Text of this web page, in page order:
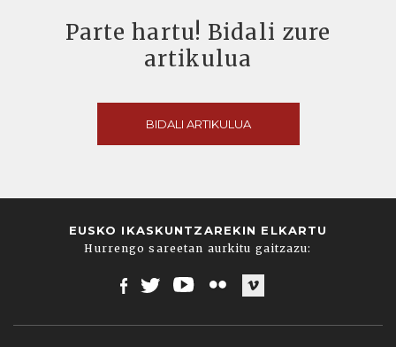
Parte hartu! Bidali zure
artikulua
BIDALI ARTIKULUA
EUSKO IKASKUNTZAREKIN ELKARTU
Hurrengo sareetan aurkitu gaitzazu: